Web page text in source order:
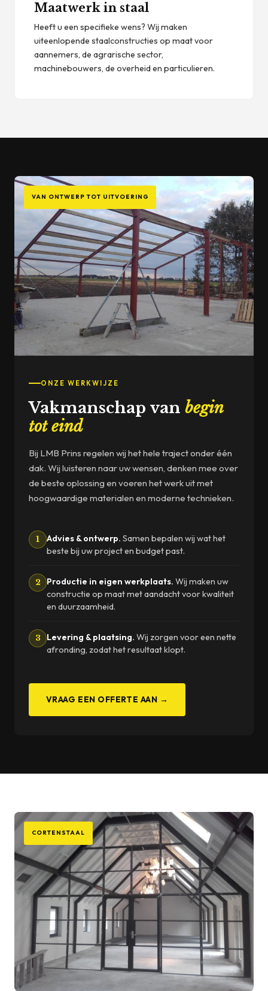
Maatwerk in staal
Heeft u een specifieke wens? Wij maken
uiteenlopende staalconstructies op maat voor
aannemers, de agrarische sector,
machinebouwers, de overheid en particulieren.
VAN ONTWERP TOT UITVOERING
ONZE WERKWIJZE
Vakmanschap van begin
tot eind
Bij LMB Prins regelen wij het hele traject onder één
dak. Wij luisteren naar uw wensen, denken mee over
de beste oplossing en voeren het werk uit met
hoogwaardige materialen en moderne technieken.
1 Advies & ontwerp. Samen bepalen wij wat het
beste bij uw project en budget past.
2 Productie in eigen werkplaats. Wij maken uw
constructie op maat met aandacht voor kwaliteit
en duurzaamheid.
3 Levering & plaatsing. Wij zorgen voor een nette
afronding, zodat het resultaat klopt.
VRAAG EEN OFFERTE AAN →
CORTENSTAAL